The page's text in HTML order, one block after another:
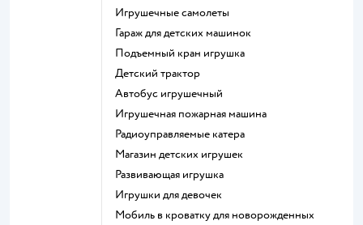
Игрушечные самолеты
Гараж для детских машинок
Подъемный кран игрушка
Детский трактор
Автобус игрушечный
Игрушечная пожарная машина
Радиоуправляемые катера
Магазин детских игрушек
Развивающая игрушка
Игрушки для девочек
Мобиль в кроватку для новорожденных